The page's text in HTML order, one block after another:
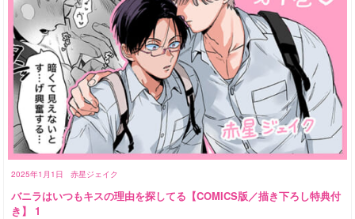
2025年1月1日 赤星ジェイク
バニラはいつもキスの理由を探してる【COMICS版／描き下ろし特典付
き】 1